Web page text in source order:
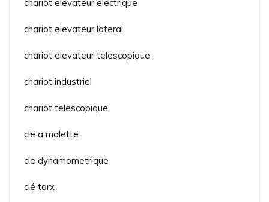
chariot elevateur electrique
chariot elevateur lateral
chariot elevateur telescopique
chariot industriel
chariot telescopique
cle a molette
cle dynamometrique
clé torx